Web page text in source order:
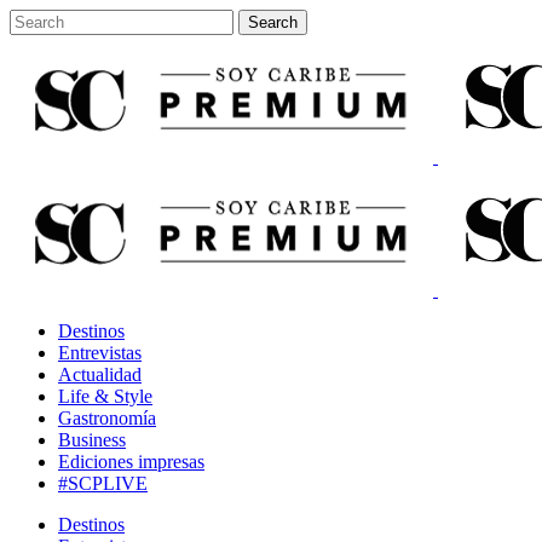
Destinos
Entrevistas
Actualidad
Life & Style
Gastronomía
Business
Ediciones impresas
#SCPLIVE
Destinos